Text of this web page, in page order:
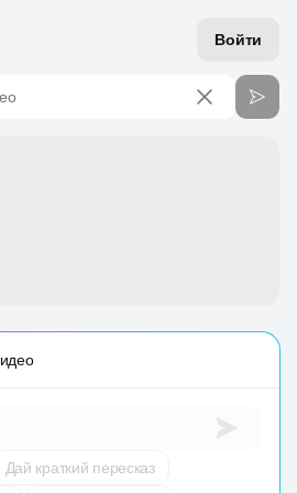
Войти
Дай краткий пересказ